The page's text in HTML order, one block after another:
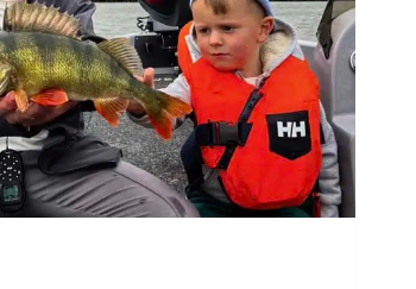
KEER
GEVEN
WE
HET
SCHAARTJE
VAN
PREDATORGEAR.NL
WEG!